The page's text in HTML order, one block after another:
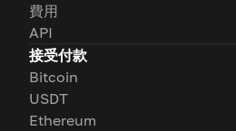
費用
API
接受付款
Bitcoin
USDT
Ethereum